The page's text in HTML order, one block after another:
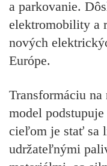
a parkovanie.
elektromobility a
nových
Európe.
Transformáciu
model
cieľom je stať sa
udržateľnými